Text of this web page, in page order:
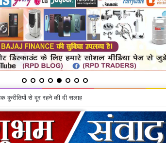
बरामद, दो गिरफ्तार